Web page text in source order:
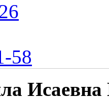
58
Исаевна